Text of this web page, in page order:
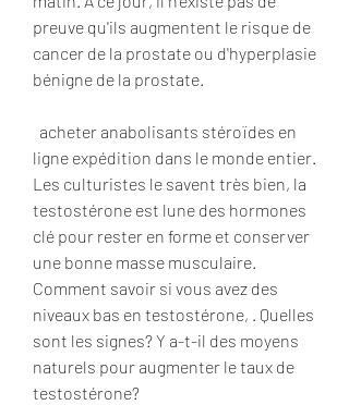
preuve qu'ils augmentent le risque de
cancer de la prostate ou d'hyperplasie
bénigne de la prostate.
ligne expédition dans le monde entier.
Les culturistes le savent très bien, la
testostérone est lune des hormones
clé pour rester en forme et conserver
une bonne masse musculaire.
Comment savoir si vous avez des
niveaux bas en testostérone, . Quelles
sont les signes? Y a-t-il des moyens
naturels pour augmenter le taux de
testostérone?